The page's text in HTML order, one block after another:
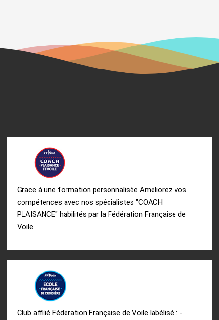
Grace à une formation personnalisée Améliorez vos
compétences avec nos spécialistes "COACH
PLAISANCE" habilités par la Fédération Française de
Voile.
Club affilié Fédération Française de Voile labélisé : -